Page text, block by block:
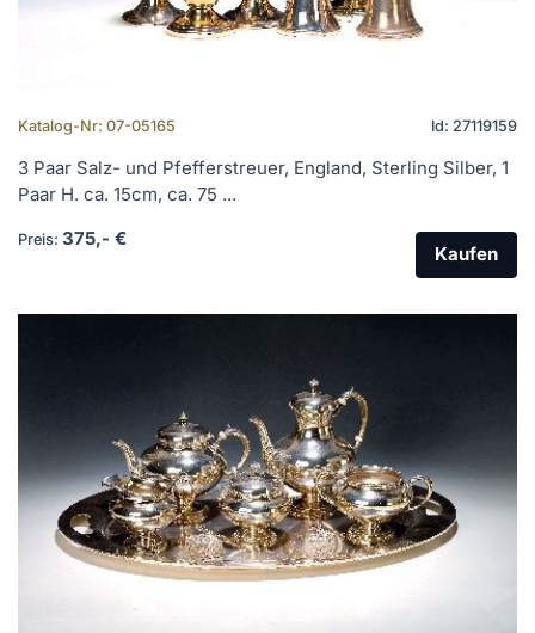
Katalog-Nr: 07-05165 Id: 27119159
3 Paar Salz- und Pfefferstreuer, England, Sterling Silber, 1
Paar H. ca. 15cm, ca. 75 ...
Preis: 375,- €
Kaufen